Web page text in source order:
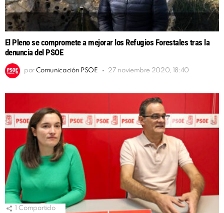
El Pleno se compromete a mejorar los Refugios Forestales tras la
denuncia del PSOE
por Comunicación PSOE 27 noviembre 2020, 18:40
Compartido